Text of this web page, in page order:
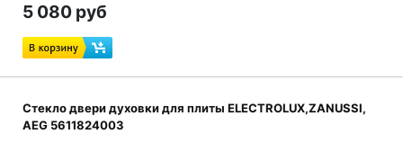
5 080 руб
Стекло двери духовки для плиты ELECTROLUX,ZANUSSI,
AEG 5611824003